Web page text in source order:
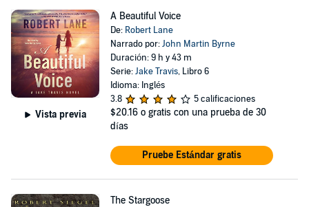
Vista previa
A Beautiful Voice
De: Robert Lane
Narrado por:John Martin Byrne
Duración: 9 h y 43 m
Serie:Jake Travis, Libro 6
Idioma: Inglés
3.8
5 calificaciones
$20.16 o gratis con una prueba de 30
días
Pruebe Estándar gratis
The Stargoose